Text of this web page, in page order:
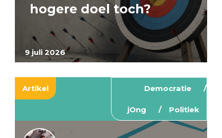
9 juli 2026
hogere doel toch?
Artikel Democratie
jOng Politiek